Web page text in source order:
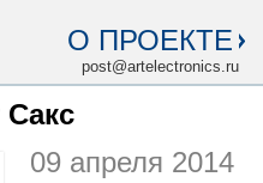
О ПРОЕКТЕ
post@artelectronics.ru
Сакс
09 апреля 2014